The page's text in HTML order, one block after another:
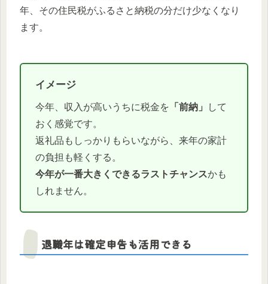
年、その住民税がふるさと納税の分だけ少なくなり
ます。
イメージ
今年、収入が高いうちに税金を 「前納」
して
おく感覚です。
返礼品もしっかりもらいながら、来年の家計
の負担も軽くする。
今年が一番大きくできるラストチャンスかも
しれません。
退職年は確定申告も活用できる